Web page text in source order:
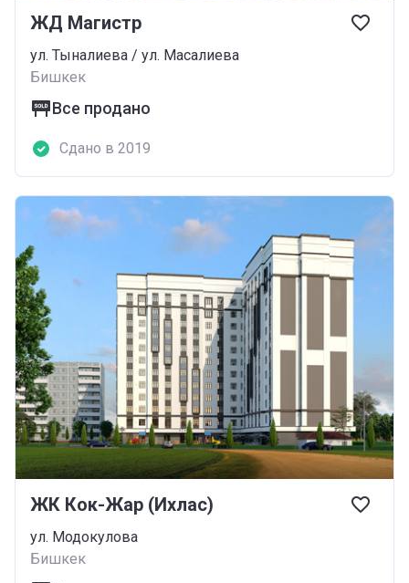
ЖД Магистр
ул. Тыналиева / ул. Масалиева
Бишкек
Все продано
Сдано в 2019
ЖК Кок-Жар (Ихлас)
ул. Модокулова
Бишкек